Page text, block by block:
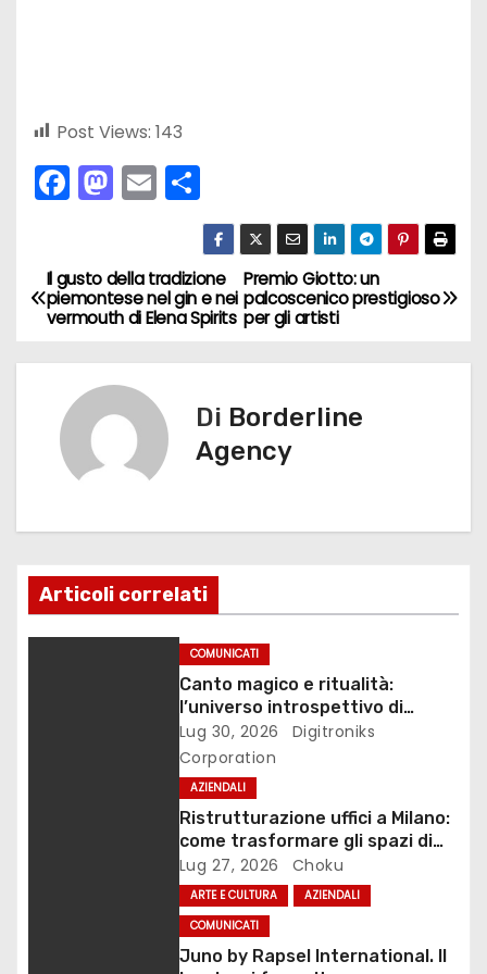
Post Views: 143
F
a
e
b
o
o
k
M
a
o
d
o
n
E
m
l
C
o
n
di
vi
di
N
i
Premio Giotto: un
palcoscenico prestigioso
per gli artisti
Il gusto della tradizione
piemontese nel gin e nei
vermouth di Elena Spirits
Di Borderline
Agency
Articoli correlati
COMUNICATI
Canto magico e ritualità:
l’universo introspettivo di
Lilinanna
Lug 30, 2026
Digitroniks
Corporation
AZIENDALI
Ristrutturazione uffici a Milano:
come trasformare gli spazi di
lavoro
Lug 27, 2026 Choku
ARTE E CULTURA
AZIENDALI
COMUNICATI
Juno by Rapsel International. Il